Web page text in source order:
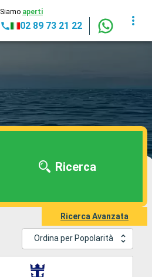
Siamo aperti
02 89 73 21 22
Ricerca
Ricerca Avanzata
Ordina per Popolarità